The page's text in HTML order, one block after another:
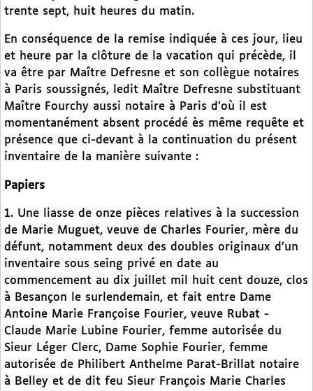
trente sept, huit heures du matin.
En conséquence de la remise indiquée à ces jour, lieu
et heure par la clôture de la vacation qui précède, il
va être par Maître Defresne et son collègue notaires
à Paris soussignés, ledit Maître Defresne substituant
Maître Fourchy aussi notaire à Paris d’où il est
momentanément absent procédé ès même requête et
présence que ci-devant à la continuation du présent
inventaire de la manière suivante :
Papiers
1. Une liasse de onze pièces relatives à la succession
de Marie Muguet, veuve de Charles Fourier, mère du
défunt, notamment deux des doubles originaux d’un
inventaire sous seing privé en date au
commencement au dix juillet mil huit cent douze, clos
à Besançon le surlendemain, et fait entre Dame
Antoine Marie Françoise Fourier, veuve Rubat -
Claude Marie Lubine Fourier, femme autorisée du
Sieur Léger Clerc, Dame Sophie Fourier, femme
autorisée de Philibert Anthelme Parat-Brillat notaire
à Belley et de dit feu Sieur François Marie Charles